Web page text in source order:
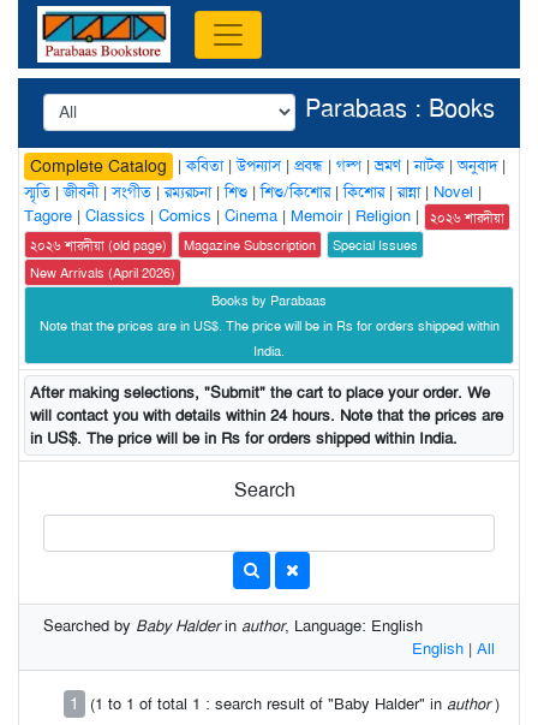
Parabaas : Books
Complete Catalog |কবিতা|উপন্যাস| প্রবন্ধ | গল্প |ভ্রমণ|নাটক |অনুবাদ|
স্মৃতি |জীবনী|সংগীত |রম্যরচনা|শিশু |শিশু/কিশোর|কিশোর|রান্না| Novel |
Tagore | Classics | Comics | Cinema | Memoir| Religion |
২০২৬ শারদীয়া
২০২৬ শারদীয়া (old page)
Magazine Subscription
Special Issues
New Arrivals (April 2026)
Books by Parabaas
Note that the prices are in US$. The price will be in Rs for orders shipped within
India.
After making selections, "Submit" the cart to place your order. We
will contact you with details within 24 hours. Note that the prices are
in US$. The price will be in Rs for orders shipped within India.
Search
Searched by Baby Halderin author, Language: English
English | All
1 (1 to 1 of total 1 : search result of "Baby Halder" in author)